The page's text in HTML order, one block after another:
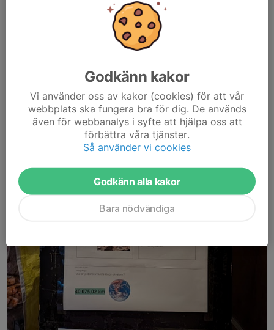
Godkänn kakor
Vi använder oss av kakor (cookies) för att vår
webbplats ska fungera bra för dig. De används
även för webbanalys i syfte att hjälpa oss att
förbättra våra tjänster.
Så använder vi cookies
Godkänn alla kakor
Bara nödvändiga